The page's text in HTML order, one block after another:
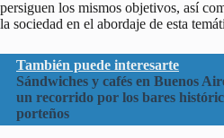
persiguen los mismos objetivos, así
la sociedad en el abordaje de esta
También puede interesarte
Sándwiches y cafés en Buenos
un recorrido por los bares
porteños